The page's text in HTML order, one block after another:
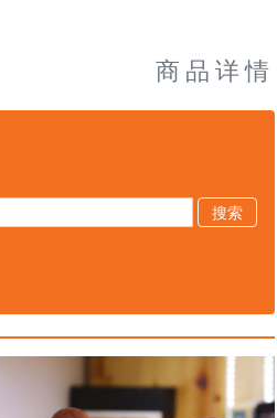
商品详情
搜索